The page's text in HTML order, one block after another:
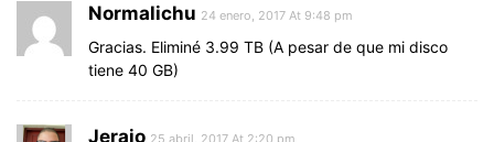
Normalichu 24 enero, 2017 At 9:48 pm
Gracias. Eliminé 3.99 TB (A pesar de que mi disco
tiene 40 GB)
Jerajo 25 abril, 2017 At 2:20 pm